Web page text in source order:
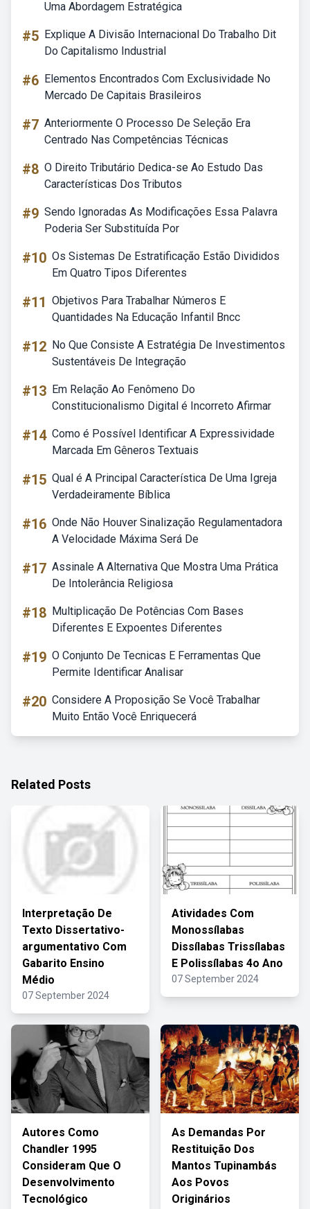
Uma Abordagem Estratégica
#5 Explique A Divisão Internacional Do Trabalho Dit
Do Capitalismo Industrial
#6 Elementos Encontrados Com Exclusividade No
Mercado De Capitais Brasileiros
#7 Anteriormente O Processo De Seleção Era
Centrado Nas Competências Técnicas
#8 O Direito Tributário Dedica-se Ao Estudo Das
Características Dos Tributos
#9 Sendo Ignoradas As Modificações Essa Palavra
Poderia Ser Substituída Por
#10 Os Sistemas De Estratificação Estão Divididos
Em Quatro Tipos Diferentes
#11 Objetivos Para Trabalhar Números E
Quantidades Na Educação Infantil Bncc
#12 No Que Consiste A Estratégia De Investimentos
Sustentáveis De Integração
#13 Em Relação Ao Fenômeno Do
Constitucionalismo Digital é Incorreto Afirmar
#14 Como é Possível Identificar A Expressividade
Marcada Em Gêneros Textuais
#15 Qual é A Principal Característica De Uma Igreja
Verdadeiramente Bíblica
#16 Onde Não Houver Sinalização Regulamentadora
A Velocidade Máxima Será De
#17 Assinale A Alternativa Que Mostra Uma Prática
De Intolerância Religiosa
#18 Multiplicação De Potências Com Bases
Diferentes E Expoentes Diferentes
#19 O Conjunto De Tecnicas E Ferramentas Que
Permite Identificar Analisar
#20 Considere A Proposição Se Você Trabalhar
Muito Então Você Enriquecerá
Related Posts
Interpretação De
Texto Dissertativo-
argumentativo Com
Gabarito Ensino
Médio
07 September 2024
Atividades Com
Monossílabas
Dissílabas Trissílabas
E Polissílabas 4o Ano
07 September 2024
Autores Como
Chandler 1995
Consideram Que O
Desenvolvimento
Tecnológico
As Demandas Por
Restituição Dos
Mantos Tupinambás
Aos Povos
Originários